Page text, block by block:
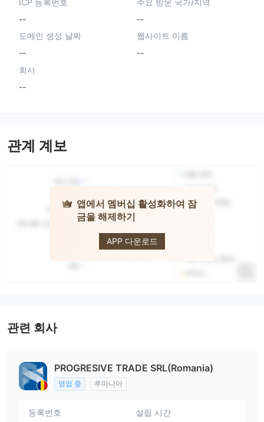
--
--
도메인 생성 날짜
--
웹사이트 이름
--
회사
--
관계 계보
앱에서 멤버십 활성화하여 잠
금을 해제하기
APP 다운로드
Progresive
관련 회사
PROGRESIVE TRADE SRL(Romania)
영업 중 루마니아
등록번호
설립 시간